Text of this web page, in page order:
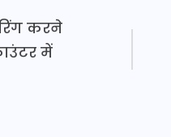
करने
में